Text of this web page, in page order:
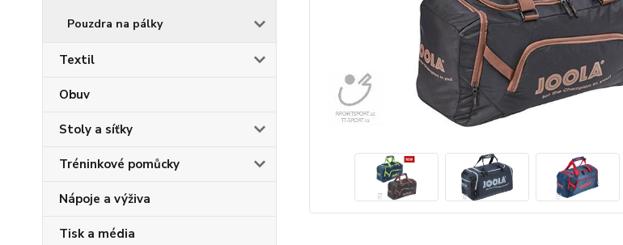
Pouzdra na pálky
Textil
Obuv
Stoly a síťky
Tréninkové pomůcky
Nápoje a výživa
Tisk a média